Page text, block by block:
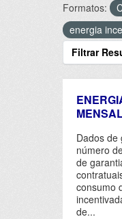
Formatos:
energia
Filtrar
Dados de
número
de
consumo
de...